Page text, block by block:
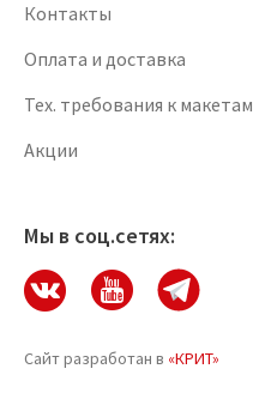
Контакты
Оплата и доставка
Тех. требования к макетам
Акции
Мы в соц.сетях:
Сайт разработан в «КРИТ»